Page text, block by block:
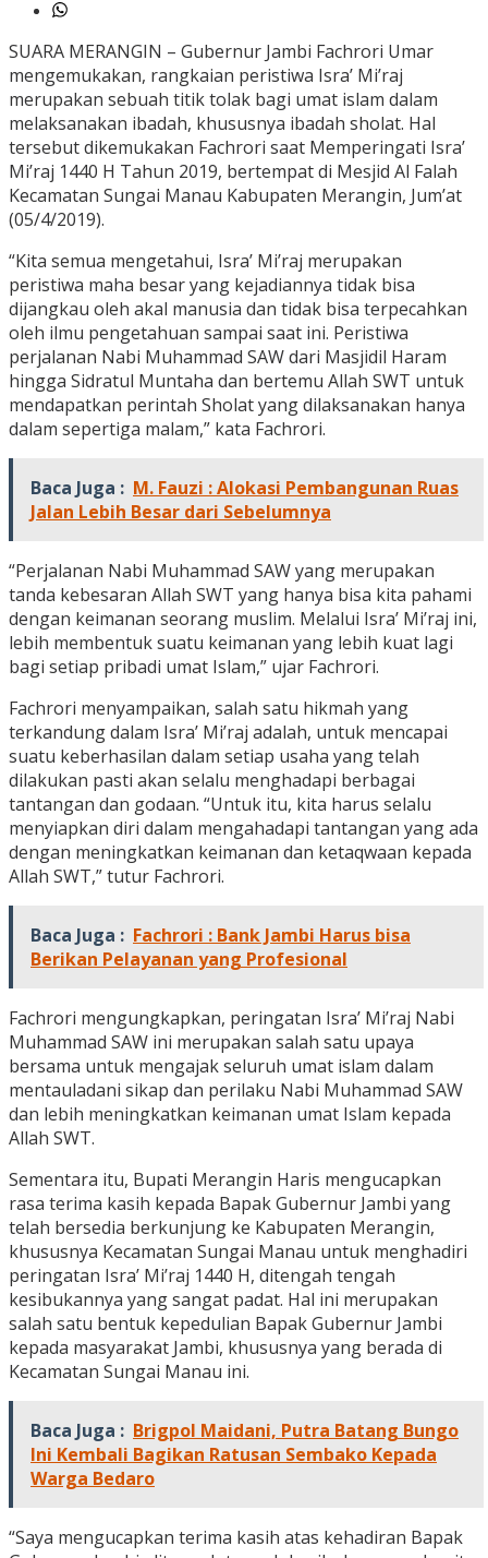
SUARA MERANGIN – Gubernur Jambi Fachrori Umar
mengemukakan, rangkaian peristiwa Isra’ Mi’raj
merupakan sebuah titik tolak bagi umat islam dalam
melaksanakan ibadah, khususnya ibadah sholat. Hal
tersebut dikemukakan Fachrori saat Memperingati Isra’
Mi’raj 1440 H Tahun 2019, bertempat di Mesjid Al Falah
Kecamatan Sungai Manau Kabupaten Merangin, Jum’at
(05/4/2019).
“Kita semua mengetahui, Isra’ Mi’raj merupakan
peristiwa maha besar yang kejadiannya tidak bisa
dijangkau oleh akal manusia dan tidak bisa terpecahkan
oleh ilmu pengetahuan sampai saat ini. Peristiwa
perjalanan Nabi Muhammad SAW dari Masjidil Haram
hingga Sidratul Muntaha dan bertemu Allah SWT untuk
mendapatkan perintah Sholat yang dilaksanakan hanya
dalam sepertiga malam,” kata Fachrori.
Baca Juga : M. Fauzi : Alokasi Pembangunan Ruas
Jalan Lebih Besar dari Sebelumnya
“Perjalanan Nabi Muhammad SAW yang merupakan
tanda kebesaran Allah SWT yang hanya bisa kita pahami
dengan keimanan seorang muslim. Melalui Isra’ Mi’raj ini,
lebih membentuk suatu keimanan yang lebih kuat lagi
bagi setiap pribadi umat Islam,” ujar Fachrori.
Fachrori menyampaikan, salah satu hikmah yang
terkandung dalam Isra’ Mi’raj adalah, untuk mencapai
suatu keberhasilan dalam setiap usaha yang telah
dilakukan pasti akan selalu menghadapi berbagai
tantangan dan godaan. “Untuk itu, kita harus selalu
menyiapkan diri dalam mengahadapi tantangan yang ada
dengan meningkatkan keimanan dan ketaqwaan kepada
Allah SWT,” tutur Fachrori.
Baca Juga : Fachrori : Bank Jambi Harus bisa
Berikan Pelayanan yang Profesional
Fachrori mengungkapkan, peringatan Isra’ Mi’raj Nabi
Muhammad SAW ini merupakan salah satu upaya
bersama untuk mengajak seluruh umat islam dalam
mentauladani sikap dan perilaku Nabi Muhammad SAW
dan lebih meningkatkan keimanan umat Islam kepada
Allah SWT.
Sementara itu, Bupati Merangin Haris mengucapkan
rasa terima kasih kepada Bapak Gubernur Jambi yang
telah bersedia berkunjung ke Kabupaten Merangin,
khususnya Kecamatan Sungai Manau untuk menghadiri
peringatan Isra’ Mi’raj 1440 H, ditengah tengah
kesibukannya yang sangat padat. Hal ini merupakan
salah satu bentuk kepedulian Bapak Gubernur Jambi
kepada masyarakat Jambi, khususnya yang berada di
Kecamatan Sungai Manau ini.
Baca Juga : Brigpol Maidani, Putra Batang Bungo
Ini Kembali Bagikan Ratusan Sembako Kepada
Warga Bedaro
“Saya mengucapkan terima kasih atas kehadiran Bapak